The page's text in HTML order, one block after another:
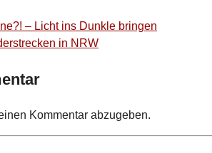
– Licht ins Dunkle bringen
in NRW
Kommentar abzugeben.